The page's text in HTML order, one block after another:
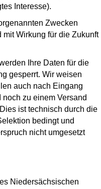
Interesse).
Zwecken
Wirkung für die Zukunft
Ihre Daten für die
gesperrt. Wir weisen
auch nach Eingang
noch zu einem Versand
ist technisch durch die
bedingt und
nicht umgesetzt
Niedersächsischen